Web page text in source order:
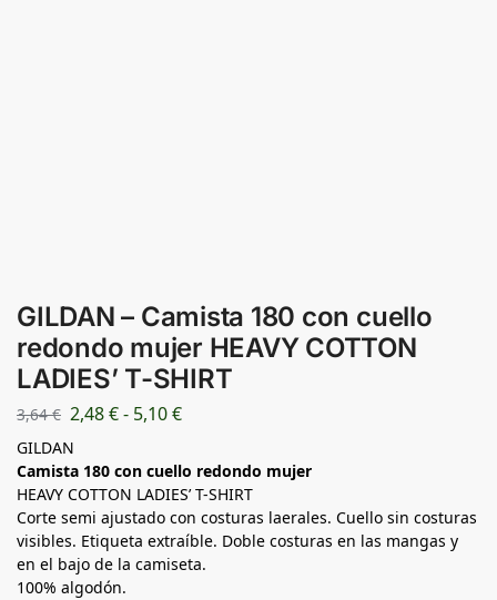
GILDAN – Camista 180 con cuello
redondo mujer HEAVY COTTON
LADIES’ T-SHIRT
3,64€ 2,48€- 5,10€
GILDAN
Camista 180 con cuello redondo mujer
HEAVY COTTON LADIES’ T-SHIRT
Corte semi ajustado con costuras laerales. Cuello sin costuras
visibles. Etiqueta extraíble. Doble costuras en las mangas y
en el bajo de la camiseta.
100% algodón.